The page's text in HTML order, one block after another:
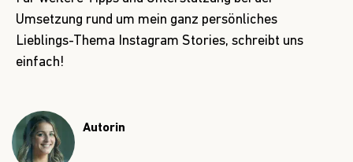
Umsetzung rund um mein ganz persönliches
Lieblings-Thema Instagram Stories, schreibt uns
einfach!
Autorin